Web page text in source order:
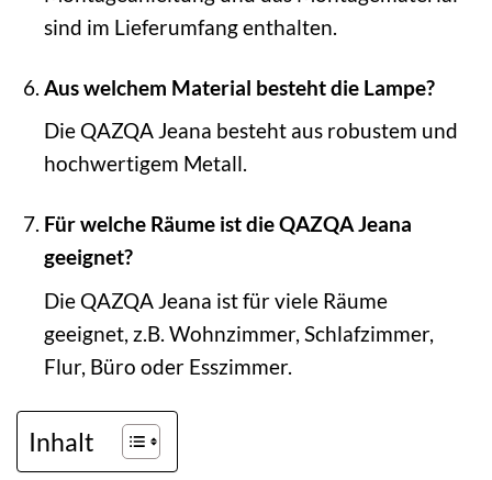
sind im Lieferumfang enthalten.
Aus welchem Material besteht die Lampe?
Die QAZQA Jeana besteht aus robustem und
hochwertigem Metall.
Für welche Räume ist die QAZQA Jeana
geeignet?
Die QAZQA Jeana ist für viele Räume
geeignet, z.B. Wohnzimmer, Schlafzimmer,
Flur, Büro oder Esszimmer.
Inhalt